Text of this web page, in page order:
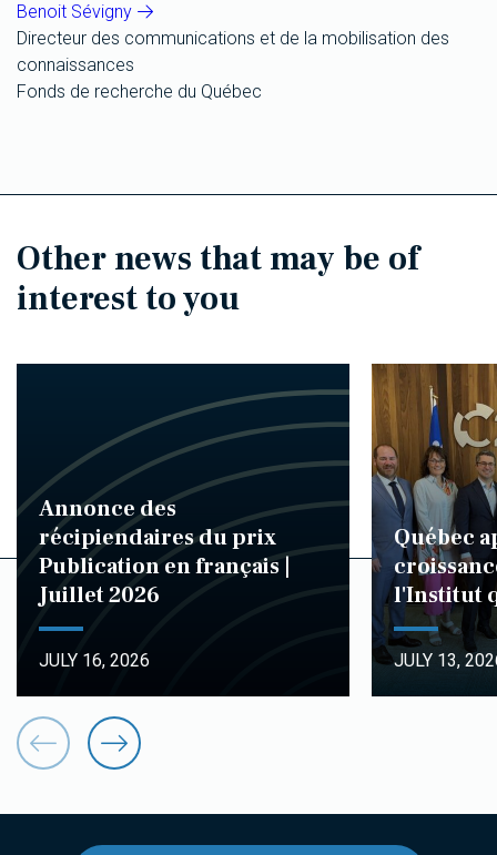
Benoit Sévigny
Directeur des communications et de la mobilisation des
connaissances
Fonds de recherche du Québec
Other news that may be of
interest to you
Annonce des
récipiendaires du prix
Publication en français |
Juillet 2026
JULY 16, 2026
Québec
l'Institut
JULY 13,